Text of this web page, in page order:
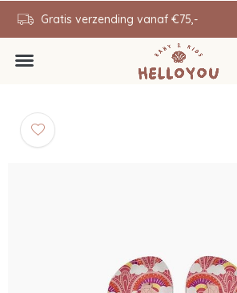
Gratis verzending vanaf €75,-